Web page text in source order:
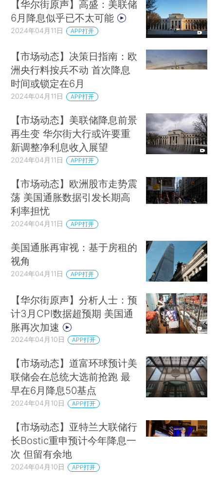
【华尔街原声】高盛：美联储
6月降息似乎已不太可能
2024年04月11日 APP打开
【市场动态】决策日指南：欧
洲央行料按兵不动 首次降息
时间或锁定在6月
2024年04月11日 APP打开
【市场动态】美联储降息前景
再生变 华尔街大行或许要重
新调整净利息收入展望
2024年04月11日 APP打开
【市场动态】欧洲股市走势震
荡 美国通胀数据引发长期高
利率担忧
2024年04月11日 APP打开
美国通胀再审视：基于房租的
视角
2024年04月11日 APP打开
【华尔街原声】分析人士：预
计3月CPI数据超预期 美国通
胀再次加速
2024年04月10日 APP打开
【市场动态】道富环球预计美
联储会在总统大选前抢跑 最
早在6月降息50基点
2024年04月10日 APP打开
【市场动态】亚特兰大联储行
长Bostic重申预计今年降息一
次 但留有余地
2024年04月10日 APP打开